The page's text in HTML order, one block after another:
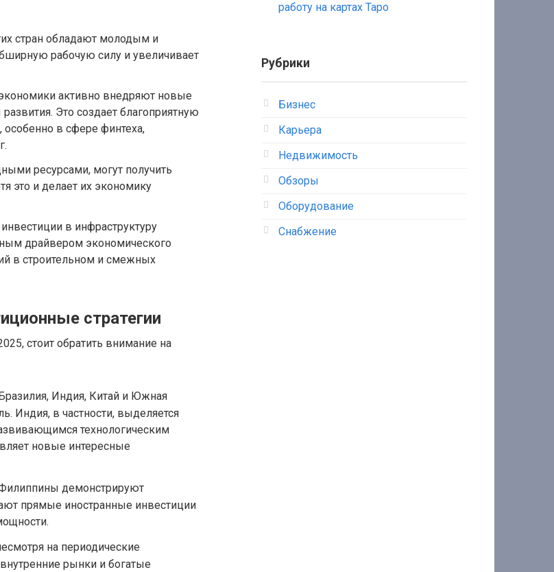
стран обладают молодым и
рабочую силу и увеличивает
активно внедряют новые
Это создает благоприятную
в сфере финтеха,
ресурсами, могут получить
это и делает их экономику
в инфраструктуру
драйвером экономического
в строительном и смежных
стратегии
стоит обратить внимание на
Индия, Китай и Южная
Индия, в частности, выделяется
технологическим
новые интересные
демонстрируют
прямые иностранные инвестиции
на периодические
рынки и богатые
работу на картах Таро
Рубрики
Бизнес
Карьера
Недвижимость
Обзоры
Оборудование
Снабжение